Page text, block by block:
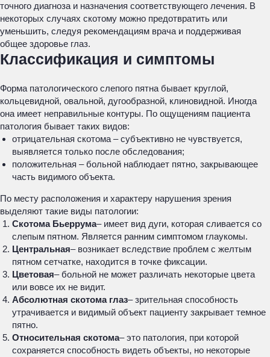
точного диагноза и назначения соответствующего лечения. В
некоторых случаях скотому можно предотвратить или
уменьшить, следуя рекомендациям врача и поддерживая
общее здоровье глаз.
Классификация и симптомы
Форма патологического слепого пятна бывает круглой,
кольцевидной, овальной, дугообразной, клиновидной. Иногда
она имеет неправильные контуры. По ощущениям пациента
патология бывает таких видов:
отрицательная скотома – субъективно не чувствуется,
выявляется только после обследования;
положительная – больной наблюдает пятно, закрывающее
часть видимого объекта.
По месту расположения и характеру нарушения зрения
выделяют такие виды патологии:
Скотома Бьеррума– имеет вид дуги, которая сливается со
слепым пятном. Является ранним симптомом глаукомы.
Центральная– возникает вследствие проблем с желтым
пятном сетчатке, находится в точке фиксации.
Цветовая– больной не может различать некоторые цвета
или вовсе их не видит.
Абсолютная скотома глаз– зрительная способность
утрачивается и видимый объект пациенту закрывает темное
пятно.
Относительная скотома– это патология, при которой
сохраняется способность видеть объекты, но некоторые